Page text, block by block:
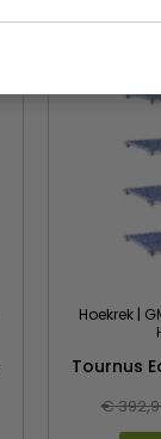
Hoekrek |
Tournus
€